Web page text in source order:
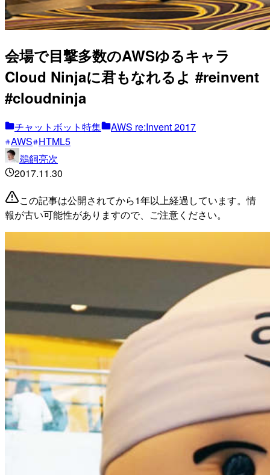
会場で目撃多数のAWSゆるキャラ
Cloud Ninjaに君もなれるよ #reinvent
#cloudninja
チャットボット特集
AWS re:Invent 2017
AWS HTML5
鵜飼亮次
2017.11.30
この記事は公開されてから1年以上経過しています。情
報が古い可能性がありますので、ご注意ください。